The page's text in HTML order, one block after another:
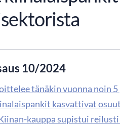
10/2024
tänäkin vuonna noin
kasvattivat
kauppa supistui